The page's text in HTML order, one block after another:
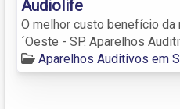
Audiolife
O melhor custo benefício da
´Oeste - SP. Aparelhos
Aparelhos Auditivos em